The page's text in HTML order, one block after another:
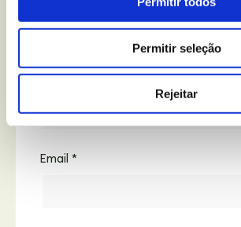
Permitir seleção
Rejeitar
Campos obrigatórios marcados
Name*
Email *